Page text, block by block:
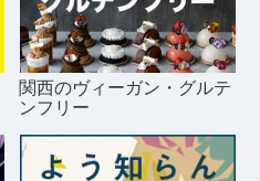
関西のヴィーガン・グルテ
ンフリー